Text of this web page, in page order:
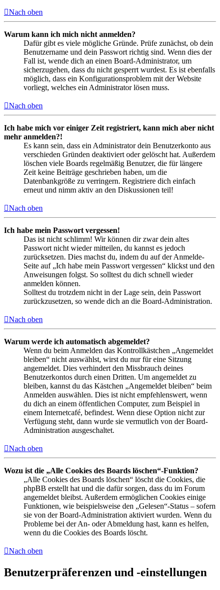
Nach oben
Warum kann ich mich nicht anmelden?
Dafür gibt es viele mögliche Gründe. Prüfe zunächst, ob dein
Benutzername und dein Passwort richtig sind. Wenn dies der
Fall ist, wende dich an einen Board-Administrator, um
sicherzugehen, dass du nicht gesperrt wurdest. Es ist ebenfalls
möglich, dass ein Konfigurationsproblem mit der Website
vorliegt, welches ein Administrator lösen muss.
Nach oben
Ich habe mich vor einiger Zeit registriert, kann mich aber nicht
mehr anmelden?!
Es kann sein, dass ein Administrator dein Benutzerkonto aus
verschieden Gründen deaktiviert oder gelöscht hat. Außerdem
löschen viele Boards regelmäßig Benutzer, die für längere
Zeit keine Beiträge geschrieben haben, um die
Datenbankgröße zu verringern. Registriere dich einfach
erneut und nimm aktiv an den Diskussionen teil!
Nach oben
Ich habe mein Passwort vergessen!
Das ist nicht schlimm! Wir können dir zwar dein altes
Passwort nicht wieder mitteilen, du kannst es jedoch
zurücksetzen. Dies machst du, indem du auf der Anmelde-
Seite auf „Ich habe mein Passwort vergessen“ klickst und den
Anweisungen folgst. So solltest du dich schnell wieder
anmelden können.
Solltest du trotzdem nicht in der Lage sein, dein Passwort
zurückzusetzen, so wende dich an die Board-Administration.
Nach oben
Warum werde ich automatisch abgemeldet?
Wenn du beim Anmelden das Kontrollkästchen „Angemeldet
bleiben“ nicht auswählst, wirst du nur für eine Sitzung
angemeldet. Dies verhindert den Missbrauch deines
Benutzerkontos durch einen Dritten. Um angemeldet zu
bleiben, kannst du das Kästchen „Angemeldet bleiben“ beim
Anmelden auswählen. Dies ist nicht empfehlenswert, wenn
du dich an einem öffentlichen Computer, zum Beispiel in
einem Internetcafé, befindest. Wenn diese Option nicht zur
Verfügung steht, dann wurde sie vermutlich von der Board-
Administration ausgeschaltet.
Nach oben
Wozu ist die „Alle Cookies des Boards löschen“-Funktion?
„Alle Cookies des Boards löschen“ löscht die Cookies, die
phpBB erstellt hat und die dafür sorgen, dass du im Forum
angemeldet bleibst. Außerdem ermöglichen Cookies einige
Funktionen, wie beispielsweise den „Gelesen“-Status – sofern
sie von der Board-Administration aktiviert wurden. Wenn du
Probleme bei der An- oder Abmeldung hast, kann es helfen,
wenn du die Cookies des Boards löscht.
Nach oben
Benutzerpräferenzen und -einstellungen